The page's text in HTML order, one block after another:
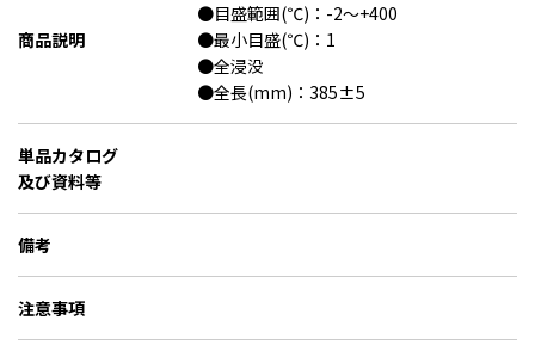
商品説明
●目盛範囲(℃)：-2～+400
●最小目盛(℃)：1
●全浸没
●全長(mm)：385±5
単品カタログ
及び資料等
備考
注意事項